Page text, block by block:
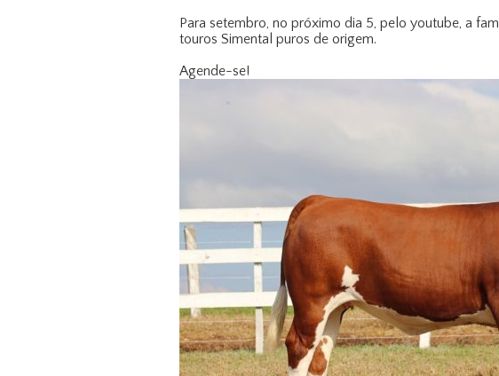
Para setembro, no próximo dia 5, pelo youtube, a
touros Simental puros de origem.
Agende-se!